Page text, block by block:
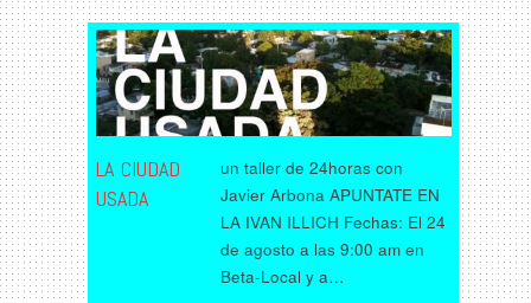
LA CIUDAD
USADA
un taller de 24horas con
Javier Arbona APUNTATE EN
LA IVAN ILLICH Fechas: El 24
de agosto a las 9:00 am en
Beta-Local y a…